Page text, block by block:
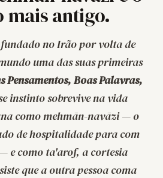
mais antigo.
no Irão por volta de
uma das suas primeiras
Pensamentos, Boas Palavras,
instinto sobrevive na vida
comomehmān-navāzi— o
de hospitalidade para com
e como ta'arof, a cortesia
que a outra pessoa coma